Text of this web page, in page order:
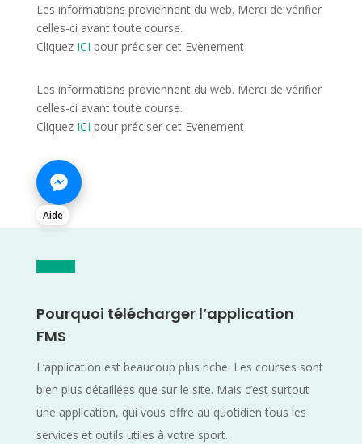
Les informations proviennent du web. Merci de vérifier
celles-ci avant toute course.
Cliquez ICI pour préciser cet Evènement
Les informations proviennent du web. Merci de vérifier
celles-ci avant toute course.
Cliquez ICI pour préciser cet Evènement
Aide
Pourquoi télécharger l’application
FMS
L’application est beaucoup plus riche. Les courses sont
bien plus détaillées que sur le site. Mais c’est surtout
une application, qui vous offre au quotidien tous les
services et outils utiles à votre sport.